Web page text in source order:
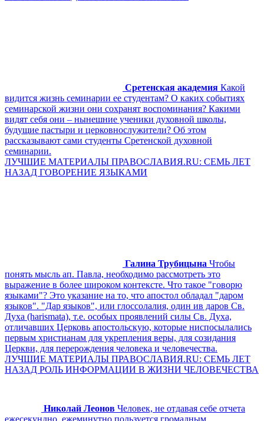
Сретенская академия Какой
видится жизнь семинарии ее студентам? О каких событиях
семинарской жизни они сохранят воспоминания? Какими
видят себя они – нынешние ученики духовной школы,
будущие пастыри и церковнослужители? Об этом
рассказывают сами студенты Сретенской духовной
семинарии.
ЛУЧШИЕ МАТЕРИАЛЫ ПРАВОСЛАВИЯ.RU: СЕМЬ ЛЕТ
НАЗАД ГОВОРЕНИЕ ЯЗЫКАМИ
Галина Трубицына Чтобы
понять мысль ап. Павла, необходимо рассмотреть это
выражение в более широком контексте. Что такое "говорю
языками"? Это указание на то, что апостол обладал "даром
языков". "Дар языков", или глоссолалия, один ив даров Св.
Духа (harismata), т.е. особых проявлений силы Св. Духа,
отличавших Церковь апостольскую, которые ниспосылались
первым христианам для укрепления веры, для созидания
Церкви, для перерождения человека и человечества.
ЛУЧШИЕ МАТЕРИАЛЫ ПРАВОСЛАВИЯ.RU: СЕМЬ ЛЕТ
НАЗАД РОЛЬ ИНФОРМАЦИИ В ЖИЗНИ ЧЕЛОВЕЧЕСТВА
Николай Леонов Человек, не отдавая себе отчета
ежесекундно, ежеминутно пользуется громадным